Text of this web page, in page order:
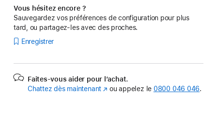
Vous hésitez encore ?
Sauvegardez vos préférences de configuration pour plus
tard, ou partagez-les avec des proches.
Enregistrer
Faites-vous aider pour l’achat.
Chattez dès maintenant (s’ouvre
ou appelez le 0800 046 046.